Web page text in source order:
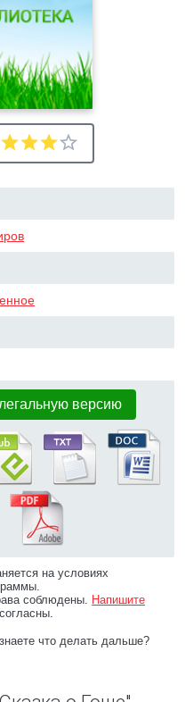
версию
на условиях
соблюдены. Напишите
что делать дальше?